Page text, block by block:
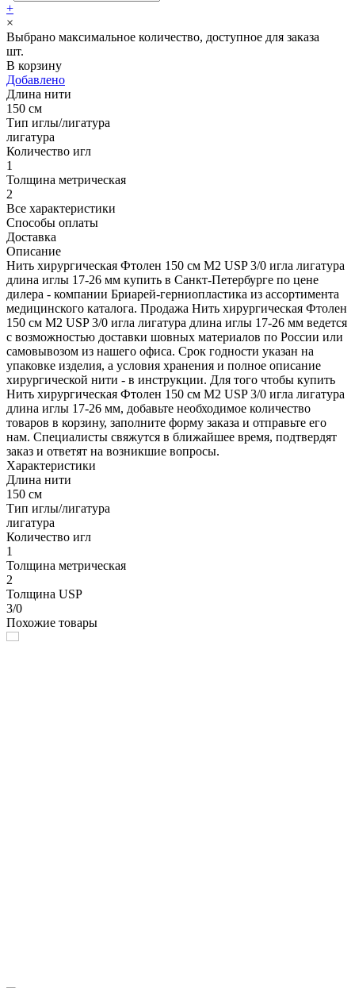
+
×
Выбрано максимальное количество, доступное для заказа
шт.
В корзину
Добавлено
Длина нити
150 см
Тип иглы/лигатура
лигатура
Количество игл
1
Толщина метрическая
2
Все характеристики
Способы оплаты
Доставка
Описание
Нить хирургическая Фтолен 150 см М2 USP 3/0 игла лигатура
длина иглы 17-26 мм купить в Санкт-Петербурге по цене
дилера - компании Бриарей-герниопластика из ассортимента
медицинского каталога. Продажа Нить хирургическая Фтолен
150 см М2 USP 3/0 игла лигатура длина иглы 17-26 мм ведется
с возможностью доставки шовных материалов по России или
самовывозом из нашего офиса. Срок годности указан на
упаковке изделия, а условия хранения и полное описание
хирургической нити - в инструкции. Для того чтобы купить
Нить хирургическая Фтолен 150 см М2 USP 3/0 игла лигатура
длина иглы 17-26 мм, добавьте необходимое количество
товаров в корзину, заполните форму заказа и отправьте его
нам. Специалисты свяжутся в ближайшее время, подтвердят
заказ и ответят на возникшие вопросы.
Характеристики
Длина нити
150 см
Тип иглы/лигатура
лигатура
Количество игл
1
Толщина метрическая
2
Толщина USP
3/0
Похожие товары